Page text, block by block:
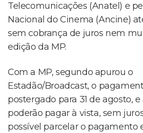
Telecomunicações (Anatel) e
Nacional do Cinema (Ancine)
sem cobrança de juros nem
edição da MP.
Com a MP, segundo apurou o
Estadão/Broadcast, o
postergado para 31 de agosto,
poderão pagar à vista, sem
possível parcelar o pagamento